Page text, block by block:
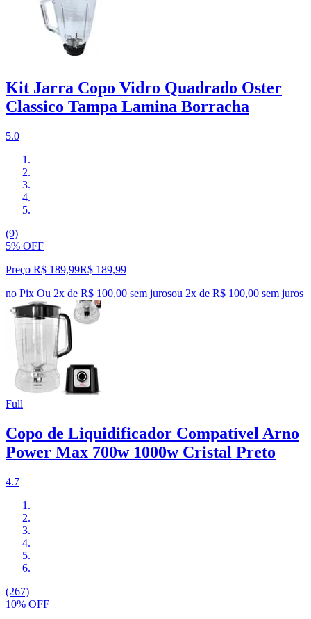
Kit Jarra Copo Vidro Quadrado Oster
Classico Tampa Lamina Borracha
5.0
(9)
5% OFF
Preço R$ 189,99R$ 189,99
no Pix Ou 2x de R$ 100,00 sem jurosou 2x de R$ 100,00 sem juros
Full
Copo de Liquidificador Compatível Arno
Power Max 700w 1000w Cristal Preto
4.7
(267)
10% OFF